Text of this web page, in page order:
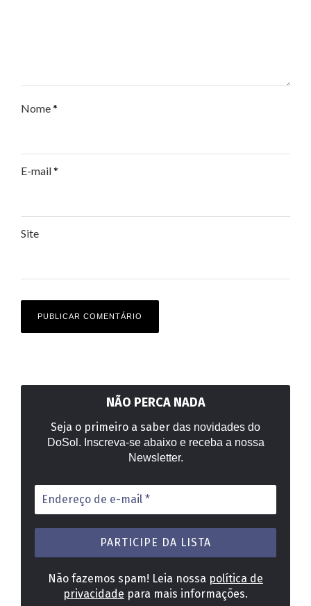
Nome*
E-mail*
Site
NÃO PERCA NADA
Seja o primeiro a saber das novidades do
DoSol. Inscreva-se abaixo e receba a nossa
Newsletter.
Endereço
de
e-
mail
Não fazemos spam! Leia nossa política de
privacidade para mais informações.